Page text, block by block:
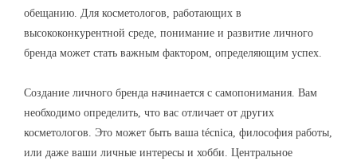
обещанию. Для косметологов, работающих в
высококонкурентной среде, понимание и развитие личного
бренда может стать важным фактором, определяющим успех.
Создание личного бренда начинается с самопонимания. Вам
необходимо определить, что вас отличает от других
косметологов. Это может быть ваша técnica, философия работы,
или даже ваши личные интересы и хобби. Центральное